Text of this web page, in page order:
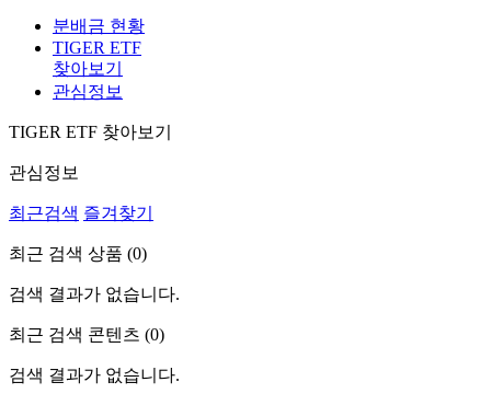
분배금 현황
TIGER ETF
찾아보기
관심정보
TIGER ETF 찾아보기
관심정보
최근검색 즐겨찾기
최근 검색 상품 (0)
검색 결과가 없습니다.
최근 검색 콘텐츠 (0)
검색 결과가 없습니다.